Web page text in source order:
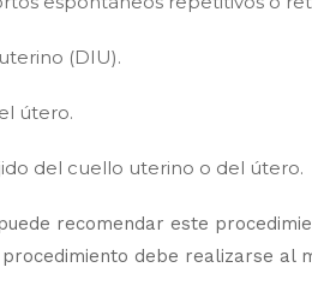
(DIU).
útero.
del cuello uterino o del útero.
recomendar este
debe realizarse al